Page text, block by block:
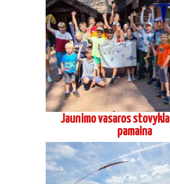
Jaunimo vasaros stovykla
pamaina